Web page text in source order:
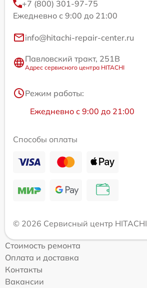
+7 (800) 301-97-75
Ежедневно с 9:00 до 21:00
info@hitachi-repair-center.ru
Павловский тракт, 251В
Адрес сервисного центра HITACHI
Режим работы:
Ежедневно с 9:00 до 21:00
Способы оплаты
© 2026 Сервисный центр HITACHI
Стоимость ремонта
Оплата и доставка
Контакты
Вакансии